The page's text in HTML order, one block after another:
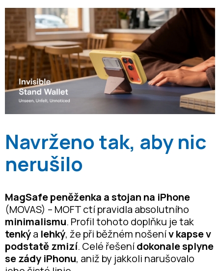
Navrženo tak, aby nic
nerušilo
MagSafe peněženka a stojan na iPhone
(MOVAS) – MOFT ctí pravidla absolutního
minimalismu. Profil tohoto doplňku je tak
tenkýa lehký, že při běžném nošenív kapse v
podstatě zmizí. Celé řešenídokonale splyne
se zády iPhonu, aniž by jakkoli narušovalo